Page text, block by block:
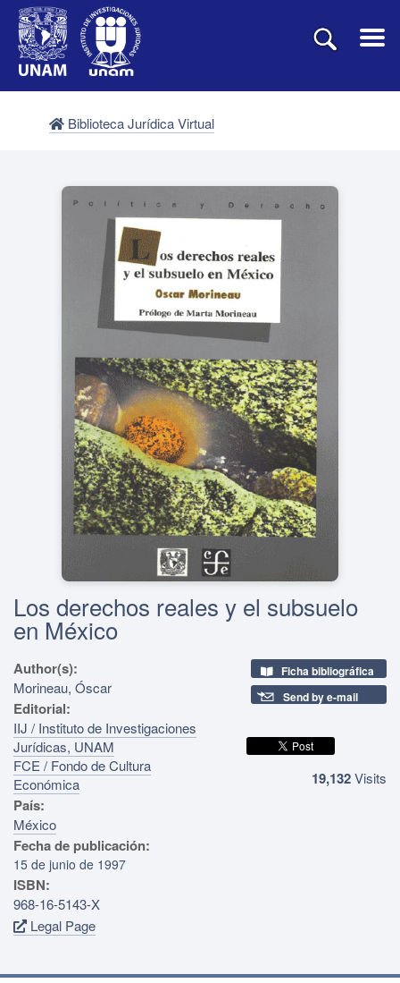
Biblioteca Jurídica Virtual
Los derechos reales y el subsuelo
en México
Author(s):
Morineau, Óscar
Editorial:
IIJ / Instituto de Investigaciones
Jurídicas, UNAM
FCE / Fondo de Cultura
Económica
País:
México
Fecha de publicación:
15 de junio de 1997
ISBN:
968-16-5143-X
Legal Page
Ficha bibliográfica
Send by e-mail
19,132Visits